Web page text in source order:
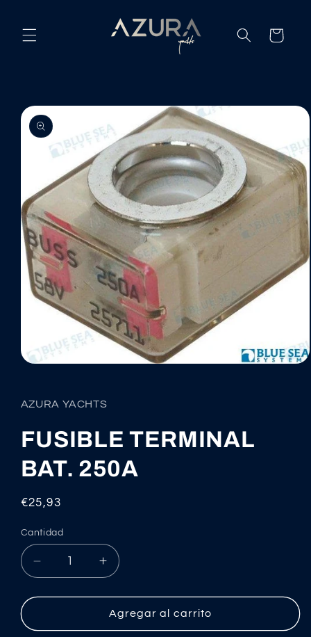
al contenido
Carrito
directamente
a la
información
del producto
1
en
ventana
modal
AZURA YACHTS
FUSIBLE TERMINAL
BAT. 250A
Precio
€25,93
Cantidad
Reducir
cantidad
para
TERMINAL
Aumentar
cantidad
para
FUSIBLE
TERMINAL
Agregar al carrito